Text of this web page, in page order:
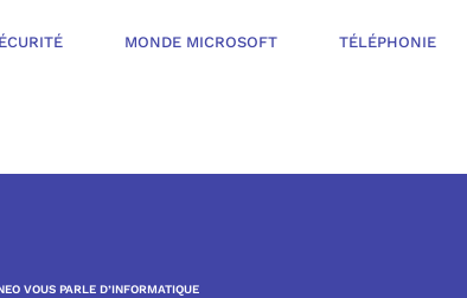
MONDE MICROSOFT TÉLÉPHONIE
VOUS PARLE D’INFORMATIQUE
INFOGÉRANCE